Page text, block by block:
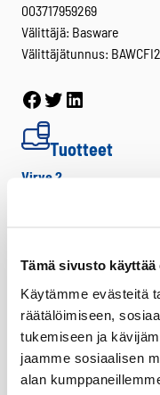
Tämä sivusto käyttää
Käytämme evästeitä
räätälöimiseen,
tukemiseen ja
jaamme sosiaalisen
alan
003717959269
Välittäjä: Basware
Välittäjätunnus:
Tuotteet
Virve 2
Ajoneuvotelakat
Akut
Antennit
Drone -lisätarvikkeet
LTE HF-Lisälaitteet